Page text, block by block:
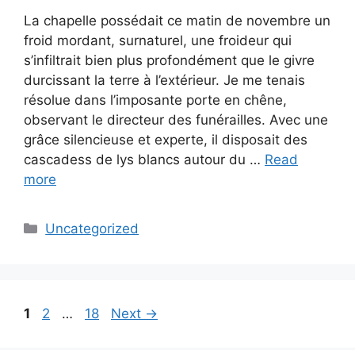
La chapelle possédait ce matin de novembre un
froid mordant, surnaturel, une froideur qui
s’infiltrait bien plus profondément que le givre
durcissant la terre à l’extérieur. Je me tenais
résolue dans l’imposante porte en chêne,
observant le directeur des funérailles. Avec une
grâce silencieuse et experte, il disposait des
cascadess de lys blancs autour du … Read
more
Categories
Uncategorized
Page
1 Page
2 … Page
18 Next →